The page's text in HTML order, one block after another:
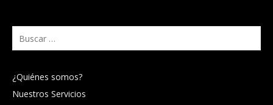
Buscar:
¿Quiénes somos?
Nuestros Servicios